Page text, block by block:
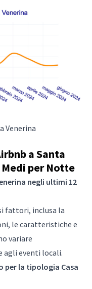
Venerina
a Santa
per Notte
negli ultimi 12
fattori, inclusa la
le caratteristiche e
variare
agli eventi locali.
per la tipologia Casa